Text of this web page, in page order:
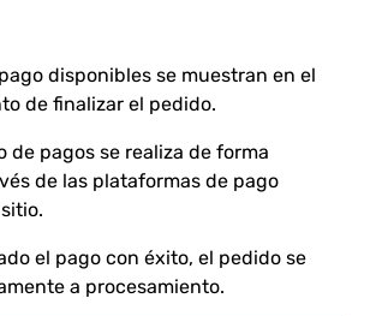
disponibles se muestran en el
de finalizar el pedido.
de pagos se realiza de forma
de las plataformas de pago
el pago con éxito, el pedido se
a procesamiento.